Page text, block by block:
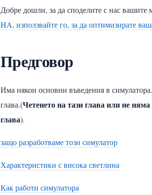
Добре дошли, за да споделите с нас вашите
HA, използвайте го, за да оптимизирате
Предговор
Има някои основни въведения в
глава.(Четенето на тази глава или не
глава).
защо разработваме този симулатор
Характеристики с висока светлина
Как работи симулатора